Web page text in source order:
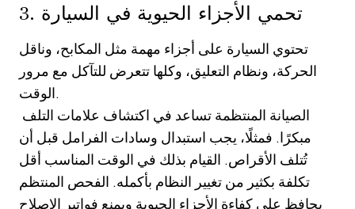
3. تحمي الأجزاء الحيوية في السيارة
تحتوي السيارة على أجزاء مهمة مثل المكابح، وناقل
الحركة، ونظام التعليق، وكلها تتعرض للتآكل مع مرور
الوقت.
مبكرًا. فمثلًا، يجب استبدال وسادات الفرامل قبل أن
تُتلف الأقراص. القيام بذلك في الوقت المناسب أقل
تكلفة بكثير من تغيير النظام بأكمله. الفحص المنتظم
يحافظ على كفاءة الأجزاء الحيوية ويمنع فواتير الإصلاح